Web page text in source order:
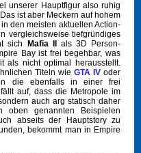
unserer Hauptfigur also ruhig
ist aber Meckern auf hohem
den meisten aktuellen Action-
vergleichsweise tiefgründiges
sich
Mafia II
als 3D Person-
Bay ist frei begehbar, was
als nicht optimal herausstellt.
Titeln wieGTA IV oder
die ebenfalls in einer frei
auf, dass die Metropole im
auch arg statisch daher
genannten Beispielen
abseits der Hauptstory zu
bekommt man in Empire